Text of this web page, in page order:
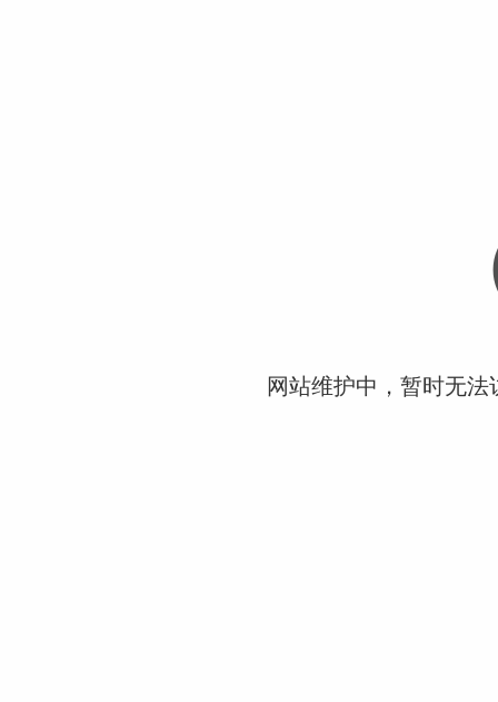
网站维护中，暂时无